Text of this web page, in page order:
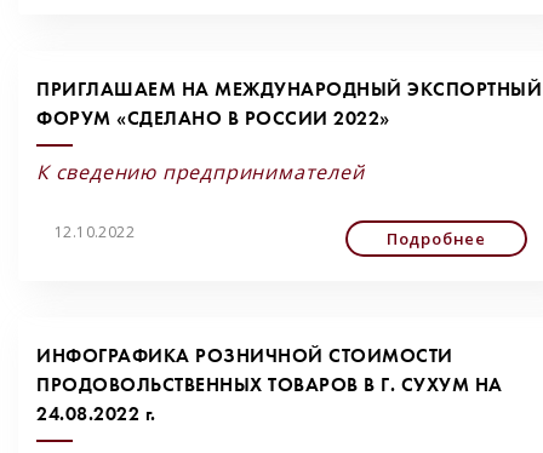
ПРИГЛАШАЕМ НА МЕЖДУНАРОДНЫЙ ЭКСПОРТНЫЙ
ФОРУМ «СДЕЛАНО В РОССИИ 2022»
К сведению предпринимателей
12.10.2022 Подробнее
ИНФОГРАФИКА РОЗНИЧНОЙ СТОИМОСТИ
ПРОДОВОЛЬСТВЕННЫХ ТОВАРОВ В Г. СУХУМ НА
24.08.2022 г.